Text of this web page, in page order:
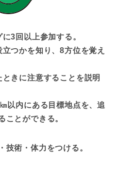
3回以上参加する。
立つかを知り、8方位を覚え
ときに注意することを説明
以内にある目標地点を、追
ことができる。
技術・体力をつける。